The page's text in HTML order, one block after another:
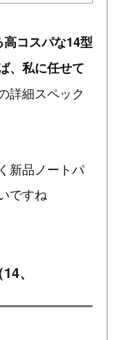
コスパな14型
、私に任せて
詳細スペック
新品ノートパ
ですね
、